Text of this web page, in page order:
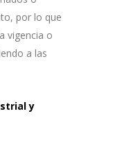
por lo que
vigencia o
a las
y